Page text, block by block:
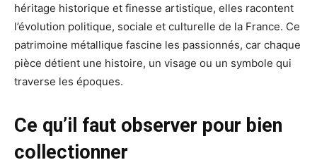
héritage historique et finesse artistique, elles racontent
l’évolution politique, sociale et culturelle de la France. Ce
patrimoine métallique fascine les passionnés, car chaque
pièce détient une histoire, un visage ou un symbole qui
traverse les époques.
Ce qu’il faut observer pour bien
collectionner